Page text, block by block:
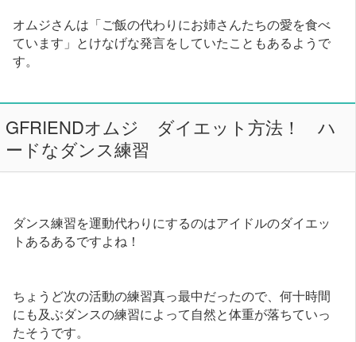
オムジさんは「ご飯の代わりにお姉さんたちの愛を食べ
ています」とけなげな発言をしていたこともあるようで
す。
GFRIENDオムジ ダイエット方法！ ハ
ードなダンス練習
ダンス練習を運動代わりにするのはアイドルのダイエッ
トあるあるですよね！
ちょうど次の活動の練習真っ最中だったので、何十時間
にも及ぶダンスの練習によって自然と体重が落ちていっ
たそうです。